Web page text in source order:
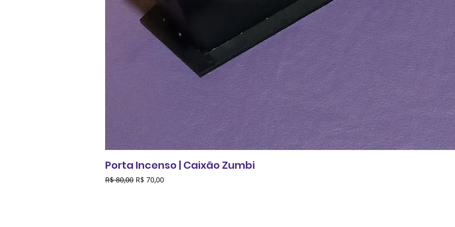
Porta Incenso | Caixão Zumbi
Preço normal
R$ 80,00 Preço promocional
R$ 70,00